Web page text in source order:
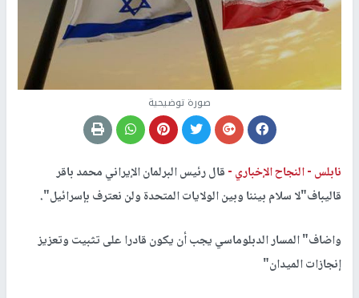
صورة توضيحية
نابلس -النجاح الإخباري -قال رئيس البرلمان الإيراني محمد باقر
قاليباف"لا سلام بيننا وبين الولايات المتحدة ولن نعترف بإسرائيل".
واضاف" المسار الدبلوماسي يجب أن يكون قادرا على تثبيت وتعزيز
إنجازات الميدان"